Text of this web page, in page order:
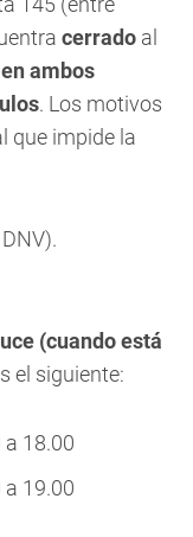
cerrado al
ambos
. Los motivos
que impide la
(cuando está
el siguiente:
a 18.00
a 19.00